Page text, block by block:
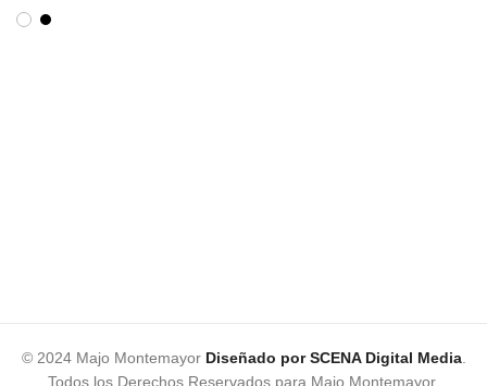
© 2024 Majo Montemayor Diseñado por SCENA Digital Media.
Todos los Derechos Reservados para Majo Montemayor.